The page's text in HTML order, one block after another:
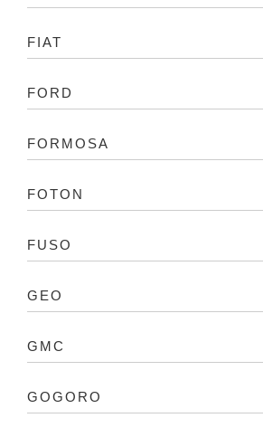
FIAT
FORD
FORMOSA
FOTON
FUSO
GEO
GMC
GOGORO